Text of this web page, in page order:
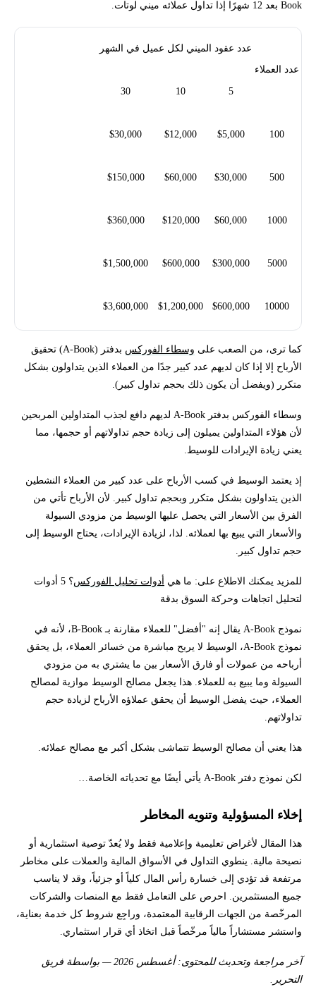
Book بعد 12 شهرًا إذا تداول عملائه ميني لوتات.
عدد العملاء
عدد عقود الميني لكل عميل في الشهر
5
10
30
100
$5,000
$12,000
$30,000
500
$30,000
$60,000
$150,000
1000
$60,000
$120,000
$360,000
5000
$300,000
$600,000
$1,500,000
10000
$600,000
$1,200,000
$3,600,000
كما ترى، من الصعب على وسطاء الفوركس
بدفتر (A-Book) تحقيق
الأرباح إلا إذا كان لديهم عدد كبير جدًا من العملاء الذين يتداولون بشكل
متكرر (ويفضل أن يكون ذلك بحجم تداول كبير).
وسطاء الفوركس بدفتر A-Book لديهم دافع لجذب المتداولين المربحين
لأن هؤلاء المتداولين يميلون إلى زيادة حجم تداولاتهم أو حجمها، مما
يعني زيادة الإيرادات للوسيط.
إذ يعتمد الوسيط في كسب الأرباح على عدد كبير من العملاء النشطين
الذين يتداولون بشكل متكرر وبحجم تداول كبير. لأن الأرباح تأتي من
الفرق بين الأسعار التي يحصل عليها الوسيط من مزودي السيولة
والأسعار التي يبيع بها لعملائه. لذا، لزيادة الإيرادات، يحتاج الوسيط إلى
حجم تداول كبير.
للمزيد يمكنك الاطلاع على: ما هي أدوات تحليل الفوركس
؟ 5 أدوات
لتحليل اتجاهات وحركة السوق بدقة
نموذج A-Book يقال إنه "أفضل" للعملاء مقارنة بـ B-Book، لأنه في
نموذج A-Book، الوسيط لا يربح مباشرة من خسائر العملاء، بل يحقق
أرباحه من عمولات أو فارق الأسعار بين ما يشتري به من مزودي
السيولة وما يبيع به للعملاء. هذا يجعل مصالح الوسيط موازية لمصالح
العملاء، حيث يفضل الوسيط أن يحقق عملاؤه الأرباح لزيادة حجم
تداولاتهم.
هذا يعني أن مصالح الوسيط تتماشى بشكل أكبر مع مصالح عملائه.
لكن نموذج دفتر A-Book يأتي أيضًا مع تحدياته الخاصة…
إخلاء المسؤولية وتنويه المخاطر
هذا المقال لأغراض تعليمية وإعلامية فقط ولا يُعدّ توصية استثمارية أو
نصيحة مالية. ينطوي التداول في الأسواق المالية والعملات على مخاطر
مرتفعة قد تؤدي إلى خسارة رأس المال كلياً أو جزئياً، وقد لا يناسب
جميع المستثمرين. احرص على التعامل فقط مع المنصات والشركات
المرخّصة من الجهات الرقابية المعتمدة، وراجِع شروط كل خدمة بعناية،
واستشر مستشاراً مالياً مرخّصاً قبل اتخاذ أي قرار استثماري.
آخر مراجعة وتحديث للمحتوى: أغسطس 2026 — بواسطة فريق
التحرير.